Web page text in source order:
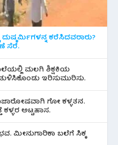
ದುಷ್ಕರ್ಮಿಗಳನ್ನ ಕರೆಸಿದವರಾರು?
ಸೆರೆ.
ಮಲಗಿ ಶಿಕ್ಷಕಿಯ
ಇರಿಸುಮುರಿಸು.
ಗೋ ಕಳ್ಳತನ.
ಅಟ್ಟಹಾಸ.
ಮೀನುಗಾರಿಕಾ ಬಲೆಗೆ ಸಿಕ್ಕ